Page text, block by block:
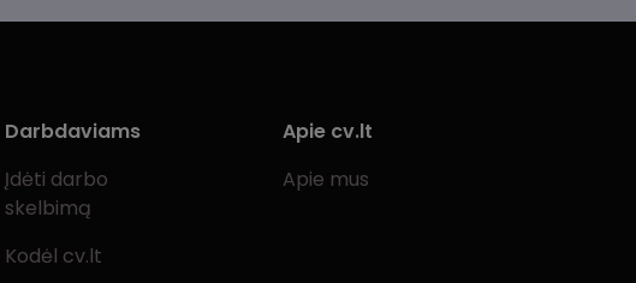
Garliava
Darbdaviams
Įdėti darbo
skelbimą
Kodėl cv.lt
Apie cv.lt
Apie mus